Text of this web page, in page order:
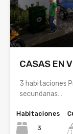
CASAS EN
3 habitaciones
secundarias…
Habitaciones
3